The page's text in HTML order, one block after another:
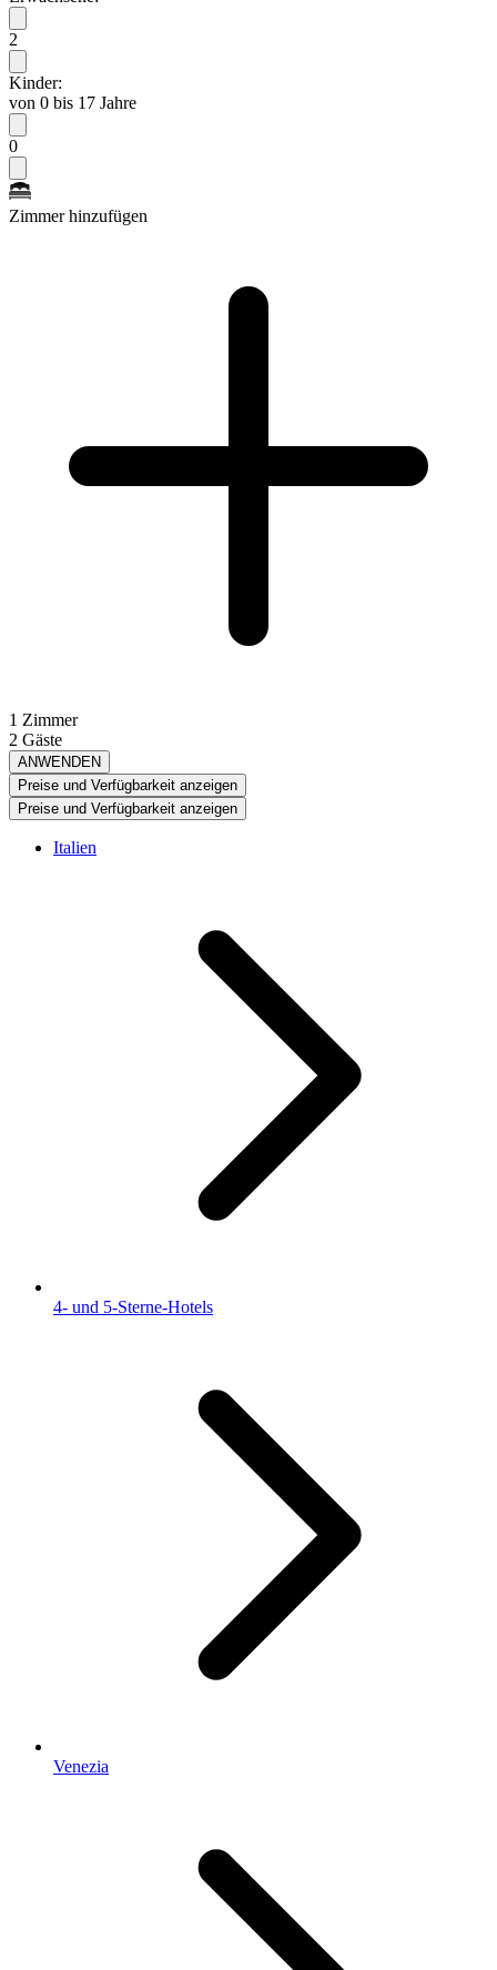
2
Kinder:
von 0 bis 17 Jahre
0
Zimmer hinzufügen
1 Zimmer
2 Gäste
ANWENDEN
Preise und Verfügbarkeit anzeigen
Preise und Verfügbarkeit anzeigen
Italien
4- und 5-Sterne-Hotels
Venezia